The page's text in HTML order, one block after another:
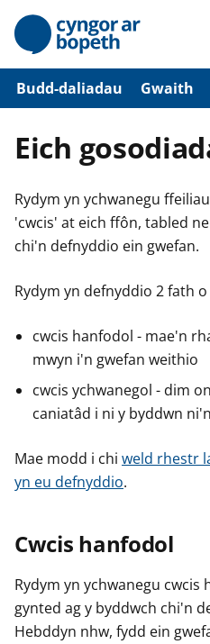
N
d
w
Budd-daliadau Gwaith
Eich
Rydym yn ychwanegu
'cwcis' at eich ffôn, tabled
chi'n defnyddio ein gwefan.
Rydym yn defnyddio 2 fath o
cwcis hanfodol - mae'n
mwyn i'n gwefan weithio
cwcis ychwanegol - dim
caniatâd i ni y byddwn
Mae modd i chi weld rhestr
yn eu defnyddio.
Cwcis hanfodol
Rydym yn ychwanegu
gynted ag y byddwch chi'n
Hebddyn nhw, fydd ein